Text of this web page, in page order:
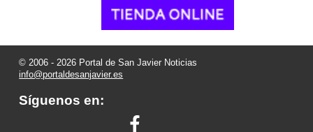
© 2006 - 2026 Portal de San Javier Noticias
info@portaldesanjavier.es
Síguenos en: